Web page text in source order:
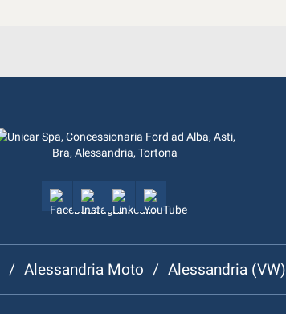
/ Alessandria Moto / Alessandria (VW)